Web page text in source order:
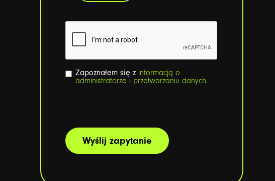
Zapoznałem się z informacją o
administratorze i przetwarzaniu danych.